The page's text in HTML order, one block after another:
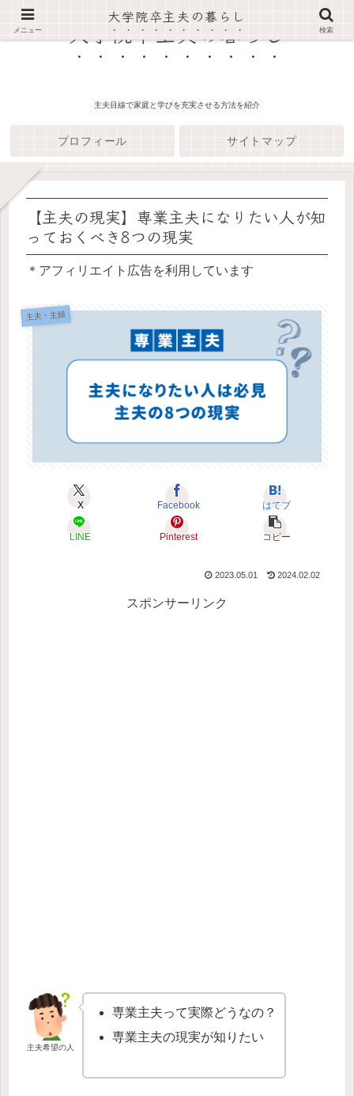
大学院卒主夫の暮らし
主夫目線で家庭と学びを充実させる方法を紹介
プロフィール サイトマップ
【主夫の現実】専業主夫になりたい人が知
っておくべき8つの現実
＊アフィリエイト広告を利用しています
主夫・主婦
X Facebook はてブ
LINE Pinterest コピー
2023.05.01 2024.02.02
スポンサーリンク
主夫希望の人
専業主夫って実際どうなの？
専業主夫の現実が知りたい
メニュー
大学院卒主夫の暮らし
検索